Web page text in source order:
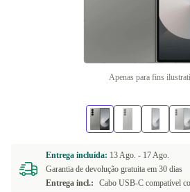
Apenas para fins
Entrega incluída: 13 Ago. - 17 Ago.
Garantia de devolução gratuita em 30 dias
Entrega incl.:
Cabo USB-C compatível